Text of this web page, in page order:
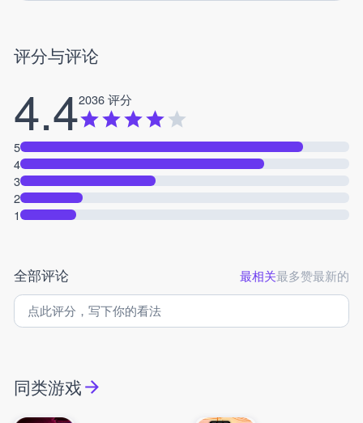
评分与评论
4.42036 评分
5
4
3
2
1
全部评论 最相关最多赞最新的
同类游戏